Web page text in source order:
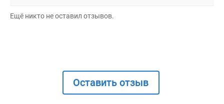
Ещё никто не оставил отзывов.
Оставить отзыв